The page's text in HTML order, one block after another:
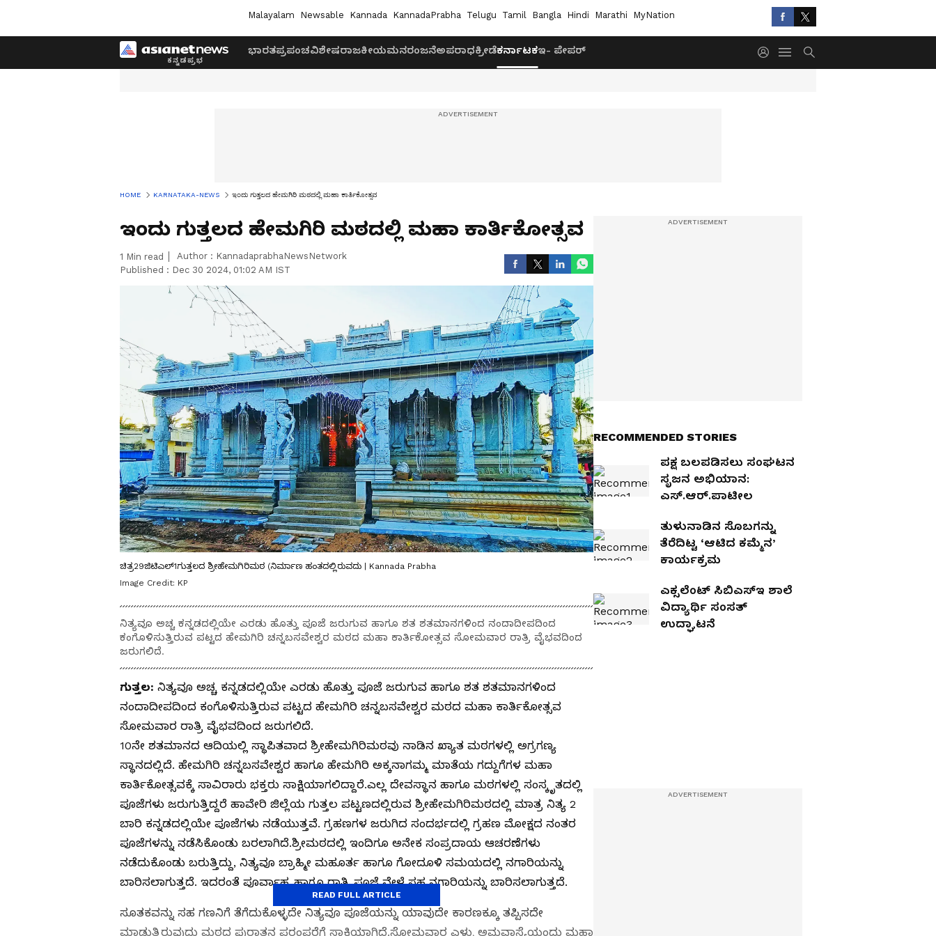
Malayalam Newsable Kannada KannadaPrabha Telugu Tamil Bangla Hindi Marathi MyNation
ಭಾರತಪ್ರಪಂಚವಿಶೇಷರಾಜಕೀಯಮನರಂಜನೆಅಪರಾಧಕ್ರೀಡೆಕರ್ನಾಟಕಇ- ಪೇಪರ್
HOME KARNATAKA-NEWS ಇಂದು ಗುತ್ತಲದ ಹೇಮಗಿರಿ ಮಠದಲ್ಲಿ ಮಹಾ ಕಾರ್ತಿಕೋತ್ಸವ
ಇಂದು ಗುತ್ತಲದ ಹೇಮಗಿರಿ ಮಠದಲ್ಲಿ ಮಹಾ ಕಾರ್ತಿಕೋತ್ಸವ
1 Min read Author : KannadaprabhaNewsNetwork
Published : Dec 30 2024, 01:02 AM IST
ಚಿತ್ರ29ಜಿಟಿಎಲ್1ಗುತ್ತಲದ ಶ್ರೀಹೇಮಗಿರಿಮಠ (ನಿರ್ಮಾಣ ಹಂತದಲ್ಲಿರುವದು | Kannada Prabha
Image Credit: KP
ನಿತ್ಯವೂ ಅಚ್ಚ ಕನ್ನಡದಲ್ಲಿಯೇ ಎರಡು ಹೊತ್ತು ಪೂಜೆ ಜರುಗುವ ಹಾಗೂ ಶತ ಶತಮಾನಗಳಿಂದ ನಂದಾದೀಪದಿಂದ
ಕಂಗೊಳಿಸುತ್ತಿರುವ ಪಟ್ಟದ ಹೇಮಗಿರಿ ಚನ್ನಬಸವೇಶ್ವರ ಮಠದ ಮಹಾ ಕಾರ್ತಿಕೋತ್ಸವ ಸೋಮವಾರ ರಾತ್ರಿ ವೈಭವದಿಂದ
ಜರುಗಲಿದೆ.
ಗುತ್ತಲ: ನಿತ್ಯವೂ ಅಚ್ಚ ಕನ್ನಡದಲ್ಲಿಯೇ ಎರಡು ಹೊತ್ತು ಪೂಜೆ ಜರುಗುವ ಹಾಗೂ ಶತ ಶತಮಾನಗಳಿಂದ
ನಂದಾದೀಪದಿಂದ ಕಂಗೊಳಿಸುತ್ತಿರುವ ಪಟ್ಟದ ಹೇಮಗಿರಿ ಚನ್ನಬಸವೇಶ್ವರ ಮಠದ ಮಹಾ ಕಾರ್ತಿಕೋತ್ಸವ
ಸೋಮವಾರ ರಾತ್ರಿ ವೈಭವದಿಂದ ಜರುಗಲಿದೆ.
10ನೇ ಶತಮಾನದ ಆದಿಯಲ್ಲಿ ಸ್ಥಾಪಿತವಾದ ಶ್ರೀಹೇಮಗಿರಿಮಠವು ನಾಡಿನ ಖ್ಯಾತ ಮಠಗಳಲ್ಲಿ ಅಗ್ರಗಣ್ಯ
ಸ್ಥಾನದಲ್ಲಿದೆ. ಹೇಮಗಿರಿ ಚನ್ನಬಸವೇಶ್ವರ ಹಾಗೂ ಹೇಮಗಿರಿ ಅಕ್ಕನಾಗಮ್ಮ ಮಾತೆಯ ಗದ್ದುಗೆಗಳ ಮಹಾ
ಕಾರ್ತಿಕೋತ್ಸವಕ್ಕೆ ಸಾವಿರಾರು ಭಕ್ತರು ಸಾಕ್ಷಿಯಾಗಲಿದ್ದಾರೆ.ಎಲ್ಲ ದೇವಸ್ಥಾನ ಹಾಗೂ ಮಠಗಳಲ್ಲಿ ಸಂಸ್ಕೃತದಲ್ಲಿ
ಪೂಜೆಗಳು ಜರುಗುತ್ತಿದ್ದರೆ ಹಾವೇರಿ ಜಿಲ್ಲೆಯ ಗುತ್ತಲ ಪಟ್ಟಣದಲ್ಲಿರುವ ಶ್ರೀಹೇಮಗಿರಿಮಠದಲ್ಲಿ ಮಾತ್ರ ನಿತ್ಯ 2
ಬಾರಿ ಕನ್ನಡದಲ್ಲಿಯೇ ಪೂಜೆಗಳು ನಡೆಯುತ್ತವೆ. ಗ್ರಹಣಗಳ ಜರುಗಿದ ಸಂದರ್ಭದಲ್ಲಿ ಗ್ರಹಣ ಮೋಕ್ಷದ ನಂತರ
ಪೂಜೆಗಳನ್ನು ನಡೆಸಿಕೊಂಡು ಬರಲಾಗಿದೆ.ಶ್ರೀಮಠದಲ್ಲಿ ಇಂದಿಗೂ ಅನೇಕ ಸಂಪ್ರದಾಯ ಆಚರಣೆಗಳು
ನಡೆದುಕೊಂಡು ಬರುತ್ತಿದ್ದು, ನಿತ್ಯವೂ ಬ್ರಾಹ್ಮೀ ಮಹೂರ್ತ ಹಾಗೂ ಗೋದೂಳಿ ಸಮಯದಲ್ಲಿ ನಗಾರಿಯನ್ನು
ಬಾರಿಸಲಾಗುತ್ತದೆ. ಇದರಂತೆ ಪೂರ್ವಾಹ್ನ ಹಾಗೂ ರಾತ್ರಿ ಪೂಜೆ ವೇಳೆ ಸಹ ನಗಾರಿಯನ್ನು ಬಾರಿಸಲಾಗುತ್ತದೆ.
ಸೂತಕವನ್ನು ಸಹ ಗಣನಿಗೆ ತೆಗೆದುಕೊಳ್ಳದೇ ನಿತ್ಯವೂ ಪೂಜೆಯನ್ನು ಯಾವುದೇ ಕಾರಣಕ್ಕೂ ತಪ್ಪಿಸದೇ
ಮಾಡುತ್ತಿರುವುದು ಮಠದ ಪುರಾತನ ಪರಂಪರೆಗೆ ಸಾಕ್ಷಿಯಾಗಿದೆ.ಸೋಮವಾರ ಎಳ್ಳು ಅಮವಾಸ್ಯೆಯಂದು ಮಹಾ
READ FULL ARTICLE
RECOMMENDED STORIES
ಪಕ್ಷ ಬಲಪಡಿಸಲು ಸಂಘಟನ
ಸೃಜನ ಅಭಿಯಾನ:
ಎಸ್.ಆರ್.ಪಾಟೀಲ
ತುಳುನಾಡಿನ ಸೊಬಗನ್ನು
ತೆರೆದಿಟ್ಟ ‘ಆಟಿದ ಕಮ್ಮೆನ’
ಕಾರ್ಯಕ್ರಮ
ಎಕ್ಸಲೆಂಟ್‌ ಸಿಬಿಎಸ್ಇ ಶಾಲೆ
ವಿದ್ಯಾರ್ಥಿ ಸಂಸತ್‌
ಉದ್ಘಾಟನೆ